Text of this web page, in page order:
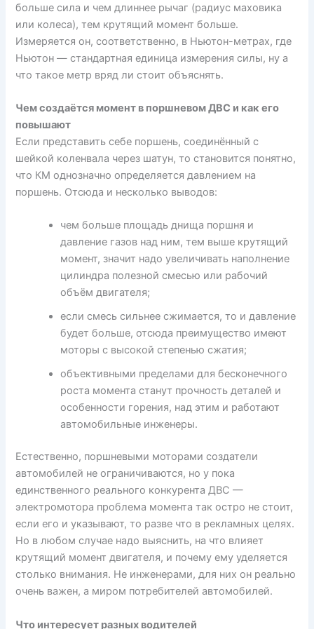
больше сила и чем длиннее рычаг (радиус маховика
или колеса), тем крутящий момент больше.
Измеряется он, соответственно, в Ньютон-метрах, где
Ньютон — стандартная единица измерения силы, ну а
что такое метр вряд ли стоит объяснять.
Чем создаётся момент в поршневом ДВС и как его
повышают
Если представить себе поршень, соединённый с
шейкой коленвала через шатун, то становится понятно,
что КМ однозначно определяется давлением на
поршень. Отсюда и несколько выводов:
чем больше площадь днища поршня и
давление газов над ним, тем выше крутящий
момент, значит надо увеличивать наполнение
цилиндра полезной смесью или рабочий
объём двигателя;
если смесь сильнее сжимается, то и давление
будет больше, отсюда преимущество имеют
моторы с высокой степенью сжатия;
объективными пределами для бесконечного
роста момента станут прочность деталей и
особенности горения, над этим и работают
автомобильные инженеры.
Естественно, поршневыми моторами создатели
автомобилей не ограничиваются, но у пока
единственного реального конкурента ДВС —
электромотора проблема момента так остро не стоит,
если его и указывают, то разве что в рекламных целях.
Но в любом случае надо выяснить, на что влияет
крутящий момент двигателя, и почему ему уделяется
столько внимания. Не инженерами, для них он реально
очень важен, а миром потребителей автомобилей.
Что интересует разных водителей